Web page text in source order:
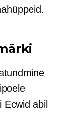
abil